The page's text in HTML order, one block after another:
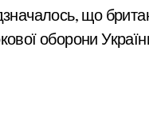
що
оборони